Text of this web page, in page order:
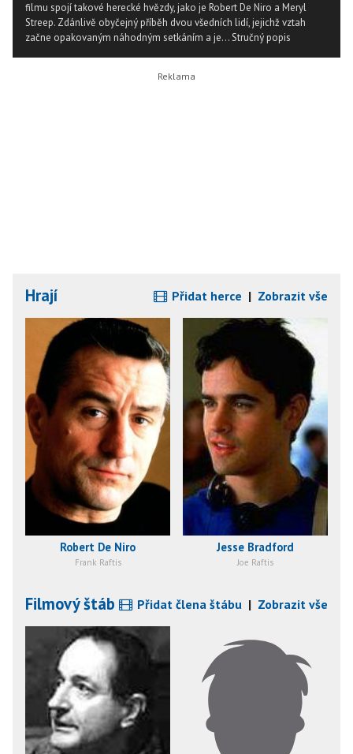
filmu spojí takové herecké hvězdy, jako je Robert De Niro a Meryl
Streep. Zdánlivě obyčejný příběh dvou všedních lidí, jejichž vztah
začne opakovaným náhodným setkáním a je...Stručný popis
Hrají Přidat herce | Zobrazit vše
Robert De Niro
Frank Raftis
Jesse Bradford
Joe Raftis
Filmový štáb Přidat člena štábu | Zobrazit vše